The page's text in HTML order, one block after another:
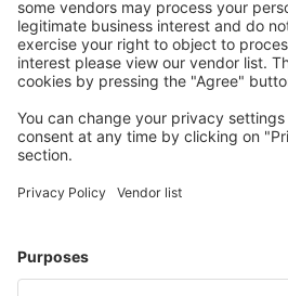
apartmánů, chat a dalších.
Ubytování v Dánsku - Oblíbená
Ubytování in Lokken Ubytování in